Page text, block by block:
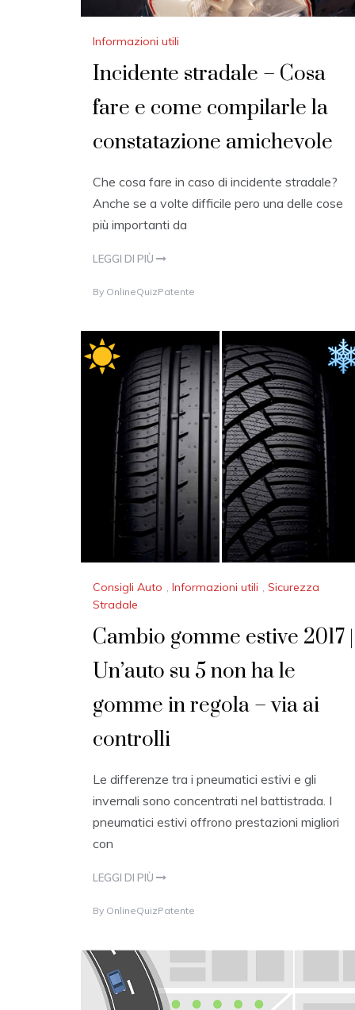
Informazioni utili
Incidente stradale – Cosa
fare e come compilarle la
constatazione amichevole
Che cosa fare in caso di incidente stradale?
Anche se a volte difficile pero una delle cose
più importanti da
LEGGI DI PIÙ
1
C
T
O
By OnlineQuizPatente
Consigli Auto , Informazioni utili , Sicurezza
Stradale
Cambio gomme estive 2017 |
Un’auto su 5 non ha le
gomme in regola – via ai
controlli
Le differenze tra i pneumatici estivi e gli
invernali sono concentrati nel battistrada. I
pneumatici estivi offrono prestazioni migliori
con
LEGGI DI PIÙ
4
Y
2
0
By OnlineQuizPatente